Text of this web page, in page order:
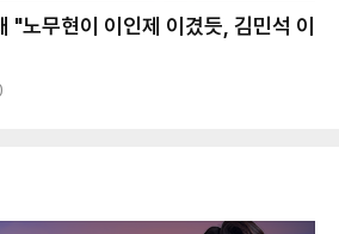
"노무현이 이인제 이겼듯, 김민석 이